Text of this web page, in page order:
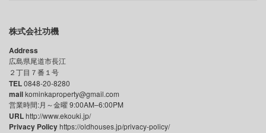
株式会社功機
Address
広島県尾道市長江
２丁目７番１号
TEL0848-20-8280
mailkominkaproperty@gmail.com
営業時間:月～金曜 9:00AM–6:00PM
URLhttp://www.ekouki.jp/
Privacy Policyhttps://oldhouses.jp/privacy-policy/